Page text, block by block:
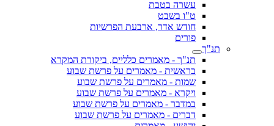
עשרה בטבת
ט"ו בשבט
חודש אדר, ארבעת הפרשיות
פורים
תנ"ך
תנ"ך - מאמרים כלליים, ביקורת המקרא
בראשית - מאמרים על פרשת שבוע
שמות - מאמרים על פרשת שבוע
ויקרא - מאמרים על פרשת שבוע
במדבר - מאמרים על פרשת שבוע
דברים - מאמרים על פרשת שבוע